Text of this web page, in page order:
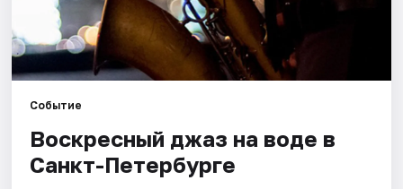
Спорт
События
Города
Площадки
Событие
Воскресный джаз на воде в
Санкт-Петербурге